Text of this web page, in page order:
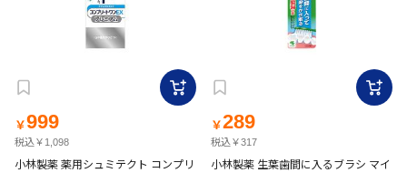
￥999
税込￥1,098
小林製薬 薬用シュミテクト コンプリ
￥289
税込￥317
小林製薬 生葉歯間に入るブラシ マイ